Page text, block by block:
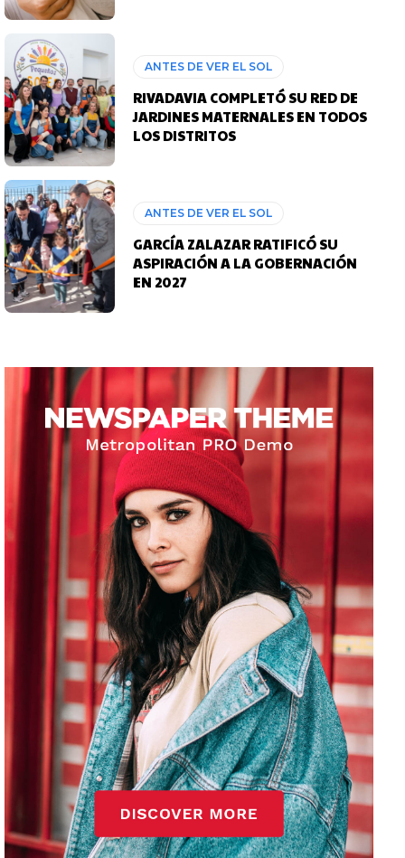
ANTES DE VER EL SOL
RIVADAVIA COMPLETÓ SU RED DE
JARDINES MATERNALES EN TODOS
LOS DISTRITOS
ANTES DE VER EL SOL
GARCÍA ZALAZAR RATIFICÓ SU
ASPIRACIÓN A LA GOBERNACIÓN
EN 2027